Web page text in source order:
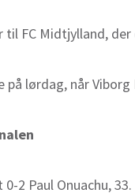
FC Midtjylland, der
lørdag, når Viborg
2 Paul Onuachu,